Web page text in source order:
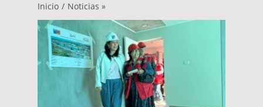
Inicio / Noticias »